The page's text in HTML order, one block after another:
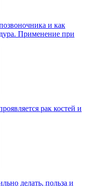
и как
Применение при
рак костей и
делать, польза и